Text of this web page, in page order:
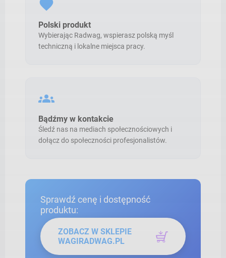
favorite
Polski produkt
Wybierając Radwag, wspierasz polską myśl
techniczną i lokalne miejsca pracy.
groups
Bądźmy w kontakcie
Śledź nas na mediach społecznościowych i
dołącz do społeczności profesjonalistów.
Sprawdź cenę i dostępność
produktu:
ZOBACZ W SKLEPIE
WAGIRADWAG.PL